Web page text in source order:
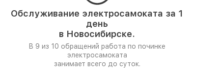
Обслуживание электросамоката за 1
день
в Новосибирске.
В 9 из 10 обращений работа по починке
электросамоката
занимает всего до суток.